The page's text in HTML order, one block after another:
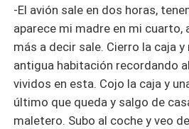
-El avión sale en dos horas,
aparece mi madre en mi cuarto,
más a decir sale. Cierro la caja
antigua habitación recordando
vividos en esta. Cojo la caja y
último que queda y salgo de
maletero. Subo al coche y veo